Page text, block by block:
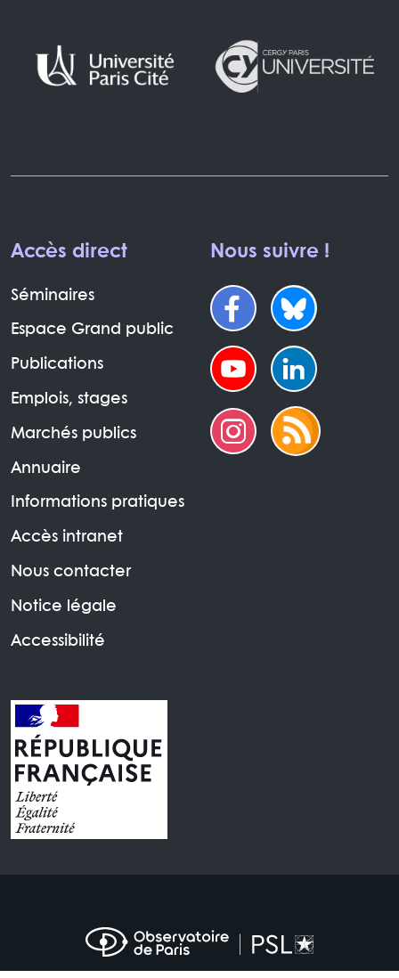
Accès direct
Séminaires
Espace Grand public
Publications
Emplois, stages
Marchés publics
Annuaire
Informations pratiques
Accès intranet
Nous contacter
Notice légale
Accessibilité
Nous suivre !